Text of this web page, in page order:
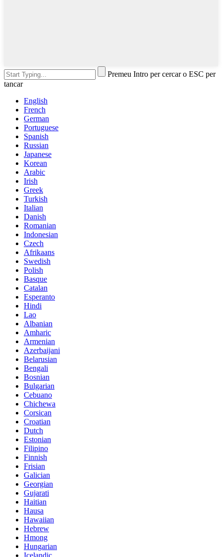
Premeu Intro per cercar o ESC per
tancar
English
French
German
Portuguese
Spanish
Russian
Japanese
Korean
Arabic
Irish
Greek
Turkish
Italian
Danish
Romanian
Indonesian
Czech
Afrikaans
Swedish
Polish
Basque
Catalan
Esperanto
Hindi
Lao
Albanian
Amharic
Armenian
Azerbaijani
Belarusian
Bengali
Bosnian
Bulgarian
Cebuano
Chichewa
Corsican
Croatian
Dutch
Estonian
Filipino
Finnish
Frisian
Galician
Georgian
Gujarati
Haitian
Hausa
Hawaiian
Hebrew
Hmong
Hungarian